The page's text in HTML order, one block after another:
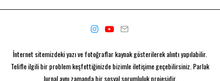
İnternet sitemizdeki yazı ve fotoğraflar kaynak gösterilerek alıntı yapılabilir.
Telifle ilgili bir problem keşfettiğinizde bizimle iletişime geçebilirsiniz. Parlak
Jurnal aynı zamanda birsosyal sorumluluk projesidir.